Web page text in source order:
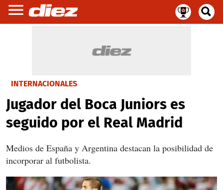
INTERNACIONALES
Jugador del Boca Juniors es
seguido por el Real Madrid
Medios de España y Argentina destacan la posibilidad de
incorporar al futbolista.